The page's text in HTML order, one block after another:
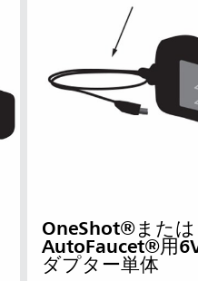
韓国 (KR)
OneShot®または
AutoFaucet®用
ダプター単体